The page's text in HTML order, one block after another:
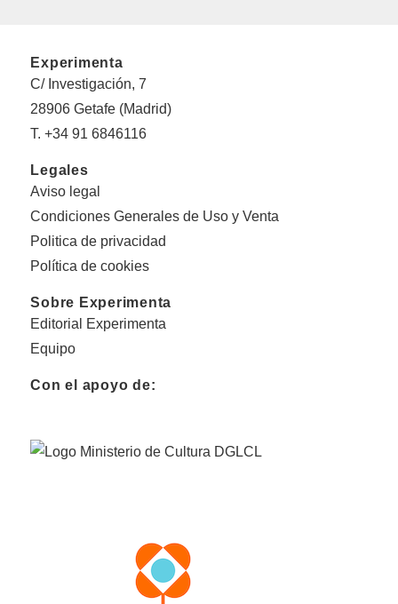
Experimenta
C/ Investigación, 7
28906 Getafe (Madrid)
T. +34 91 6846116
Legales
Aviso legal
Condiciones Generales de Uso y Venta
Politica de privacidad
Política de cookies
Sobre Experimenta
Editorial Experimenta
Equipo
Con el apoyo de: